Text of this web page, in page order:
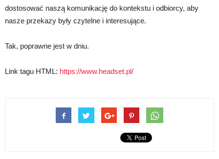
dostosować naszą komunikację do kontekstu i odbiorcy, aby
nasze przekazy były czytelne i interesujące.
Tak, poprawne jest w dniu.
Link tagu HTML: https://www.headset.pl/